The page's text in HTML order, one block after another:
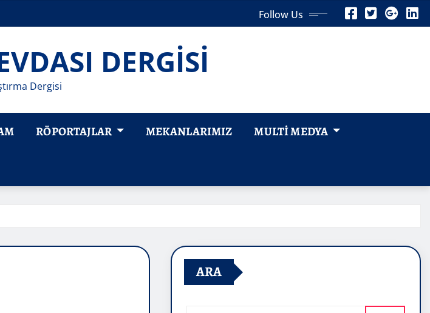
Follow Us
DERGİSİ
Dergisi
RÖPORTAJLAR MEKANLARIMIZ MULTI MEDYA
ARA